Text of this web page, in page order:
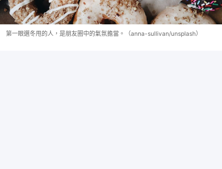
第一眼選冬甩的人，是朋友圈中的氣氛擔當。（anna-sullivan/unsplash）